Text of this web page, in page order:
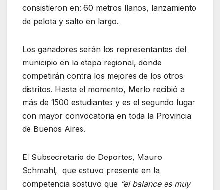
consistieron en: 60 metros llanos, lanzamiento
de pelota y salto en largo.
Los ganadores serán los representantes del
municipio en la etapa regional, donde
competirán contra los mejores de los otros
distritos. Hasta el momento, Merlo recibió a
más de 1500 estudiantes y es el segundo lugar
con mayor convocatoria en toda la Provincia
de Buenos Aires.
El Subsecretario de Deportes, Mauro
Schmahl, que estuvo presente en la
competencia sostuvo que “el balance es muy